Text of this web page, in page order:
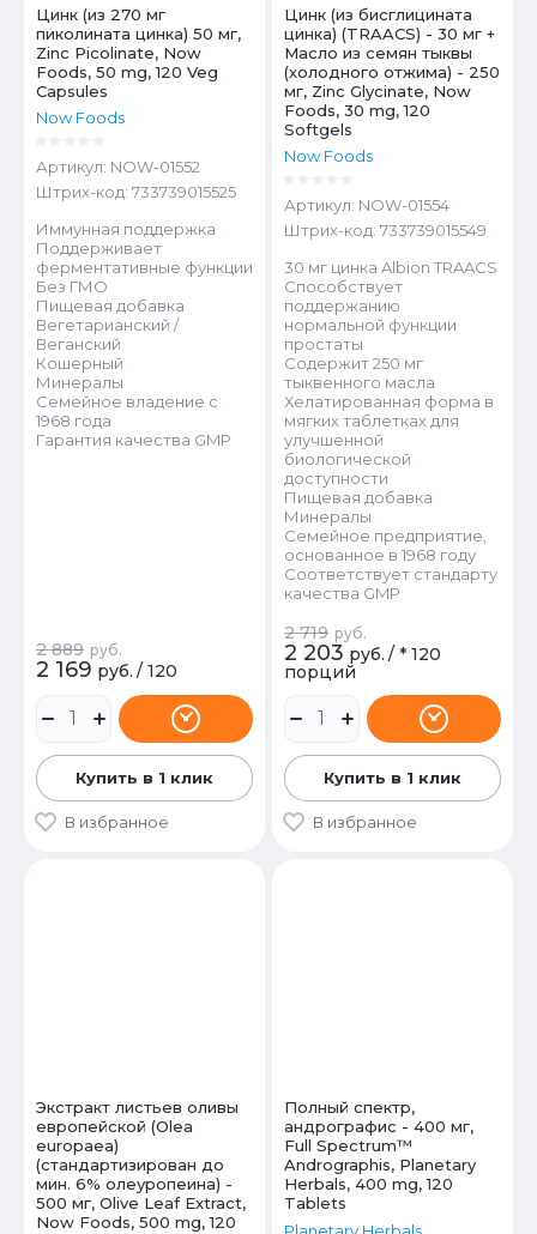
Цинк (из 270 мг
пиколината цинка) 50 мг,
Zinc Picolinate, Now
Foods, 50 mg, 120 Veg
Capsules
Now Foods
Артикул: NOW-01552
Штрих-код: 733739015525
Иммунная поддержка
Поддерживает
ферментативные функции
Без ГМО
Пищевая добавка
Вегетарианский /
Веганский
Кошерный
Минералы
Семейное владение с
1968 года
Гарантия качества GMP
2 889 руб.
2 169 руб. / 120
Купить в 1 клик
В избранное
Цинк (из бисглицината
цинка) (TRAACS) - 30 мг +
Масло из семян тыквы
(холодного отжима) - 250
мг, Zinc Glycinate, Now
Foods, 30 mg, 120
Softgels
Now Foods
Артикул: NOW-01554
Штрих-код: 733739015549
30 мг цинка Albion TRAACS
Способствует
поддержанию
нормальной функции
простаты
Содержит 250 мг
тыквенного масла
Хелатированная форма в
мягких таблетках для
улучшенной
биологической
доступности
Пищевая добавка
Минералы
Семейное предприятие,
основанное в 1968 году
Соответствует стандарту
качества GMP
2 719 руб.
2 203 руб. / * 120
порций
Купить в 1 клик
В избранное
Экстракт листьев оливы
европейской (Olea
europaea)
(стандартизирован до
мин. 6% олеуропеина) -
500 мг, Olive Leaf Extract,
Now Foods, 500 mg, 120
Полный спектр,
андрографис - 400 мг,
Full Spectrum™
Andrographis, Planetary
Herbals, 400 mg, 120
Tablets